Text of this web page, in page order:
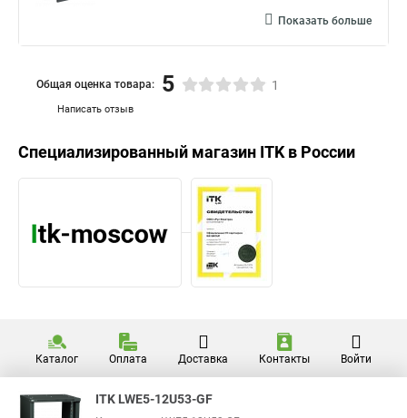
Показать больше
Написать отзыв
Общая оценка товара: 5 1
Специализированный магазин ITKв России
Каталог Оплата Доставка Контакты Войти
ITK LWE5-12U53-GF